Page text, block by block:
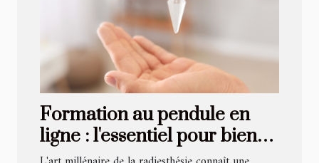
Formation au pendule en
ligne : l'essentiel pour bien
débuter et progresser